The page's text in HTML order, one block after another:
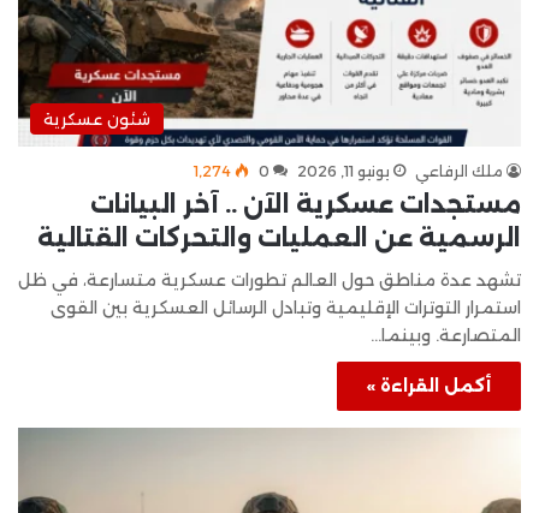
شئون عسكرية
ملك الرفاعي يونيو 11, 2026 0 1٬274
مستجدات عسكرية الآن .. آخر البيانات
الرسمية عن العمليات والتحركات القتالية
تشهد عدة مناطق حول العالم تطورات عسكرية متسارعة، في ظل
استمرار التوترات الإقليمية وتبادل الرسائل العسكرية بين القوى
المتصارعة. وبينما…
أكمل القراءة »